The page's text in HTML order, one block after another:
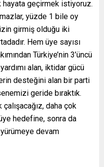
geçirmek istiyoruz.
yüzde 1 bile oy
girmiş olduğu iki
Hem üye sayısı
Türkiye’nin 3’üncü
alan, iktidar gücü
desteğini alan bir parti
geride bıraktık.
daha çok
hedefine, sonra da
devam